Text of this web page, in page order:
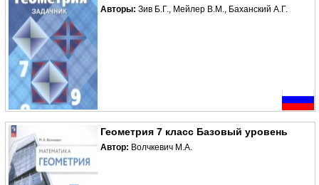
Авторы: Зив Б.Г., Мейлер В.М., Баханский А.Г.
Геометрия 7 класс Базовый уровень
Автор: Волчкевич М.А.